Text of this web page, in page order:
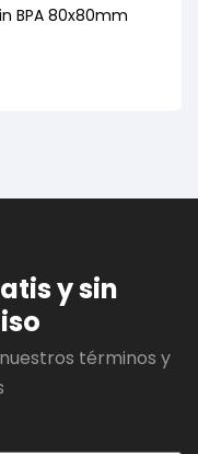
BPA 80x80mm
y sin
términos y